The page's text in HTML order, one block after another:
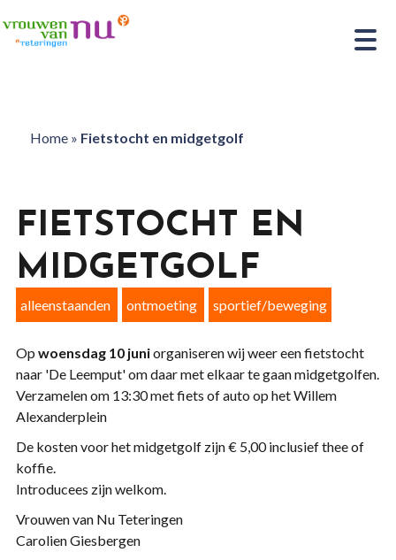
Home» Fietstocht en midgetgolf
FIETSTOCHT EN
MIDGETGOLF
alleenstaanden ontmoeting sportief/beweging
Op woensdag 10 juniorganiseren wij weer een fietstocht
naar 'De Leemput' om daar met elkaar te gaan midgetgolfen.
Verzamelen om 13:30 met fiets of auto op het Willem
Alexanderplein
De kosten voor het midgetgolf zijn € 5,00 inclusief thee of
koffie.
Introducees zijn welkom.
Vrouwen van Nu Teteringen
Carolien Giesbergen